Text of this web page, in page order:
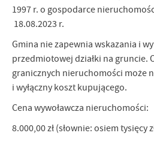
1997 r. o gospodarce
18.08.2023 r.
Gmina nie zapewnia wskazania i
przedmiotowej działki na gruncie.
granicznych nieruchomości może
i wyłączny koszt kupującego.
Cena wywoławcza nieruchomości:
8.000,00 zł (słownie: osiem tysięcy